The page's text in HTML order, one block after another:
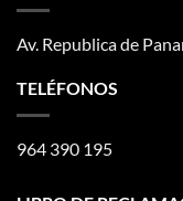
Av. Republica de
TELÉFONOS
964 390 195